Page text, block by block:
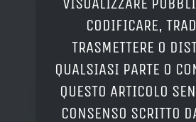
CODIFICARE,
TRASMETTERE O
QUALSIASI PARTE O
QUESTO ARTICOLO
CONSENSO SCRITTO